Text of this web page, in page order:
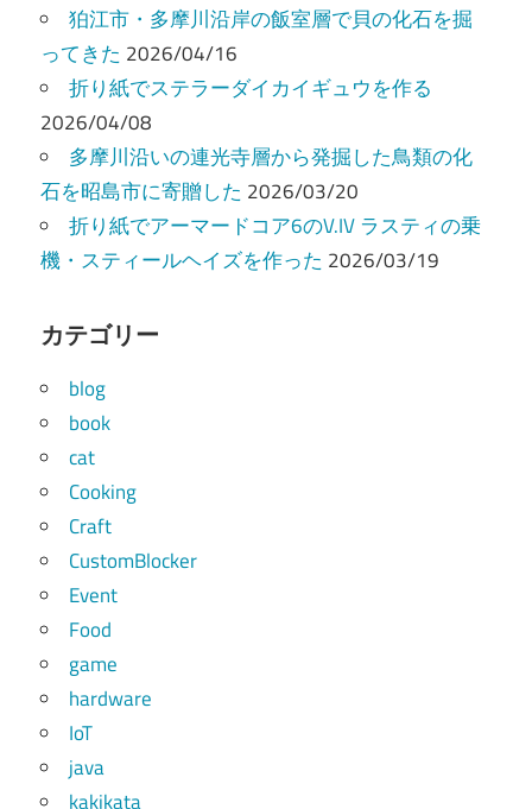
狛江市・多摩川沿岸の飯室層で貝の化石を掘
ってきた 2026/04/16
折り紙でステラーダイカイギュウを作る
2026/04/08
多摩川沿いの連光寺層から発掘した鳥類の化
石を昭島市に寄贈した 2026/03/20
折り紙でアーマードコア6のV.IV ラスティの乗
機・スティールヘイズを作った 2026/03/19
カテゴリー
blog
book
cat
Cooking
Craft
CustomBlocker
Event
Food
game
hardware
IoT
java
kakikata